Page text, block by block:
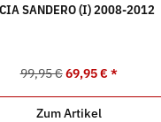
SANDERO (I) 2008-2012
99,95 € 69,95 €*
Zum Artikel